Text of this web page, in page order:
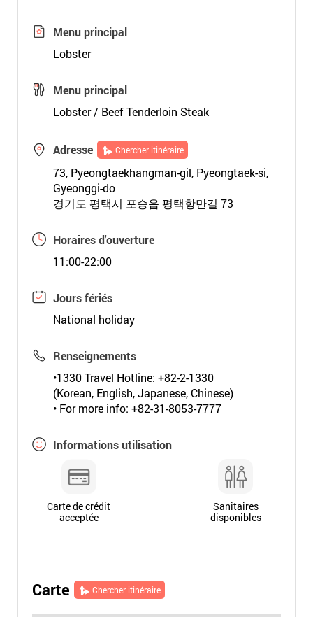
Menu principal
Lobster
Menu principal
Lobster / Beef Tenderloin Steak
Adresse Chercher itinéraire
73, Pyeongtaekhangman-gil, Pyeongtaek-si,
Gyeonggi-do
경기도 평택시 포승읍 평택항만길 73
Horaires d'ouverture
11:00-22:00
Jours fériés
National holiday
Renseignements
•1330 Travel Hotline: +82-2-1330
(Korean, English, Japanese, Chinese)
• For more info: +82-31-8053-7777
Informations utilisation
Carte de crédit
acceptée
Sanitaires
disponibles
Carte Chercher itinéraire